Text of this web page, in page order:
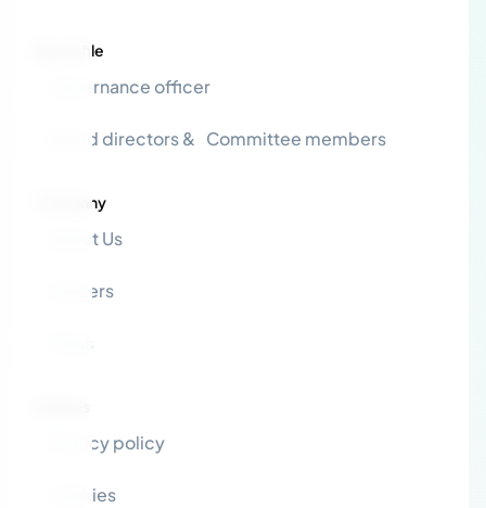
By profile
Governance officer
Board directors & Committee members
Company
About Us
Careers
Press
Privacy policy
Cookies